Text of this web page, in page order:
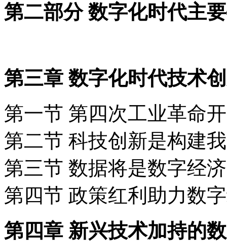
第二部分 数字化时代主
第三章 数字化时代技术
第一节 第四次工业革命
第二节 科技创新是构建
第三节 数据将是数字经
第四节 政策红利助力数
第四章 新兴技术加持的